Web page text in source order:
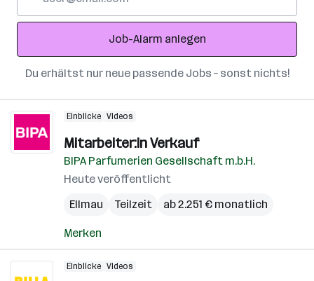
Adresse
Job-Alarm anlegen
Du erhältst nur neue passende Jobs – sonst nichts!
Einblicke Videos
Mitarbeiter:in Verkauf
BIPA Parfumerien Gesellschaft m.b.H.
Heute veröffentlicht
Ellmau
Teilzeit ab 2.251 € monatlich
Merken
Einblicke Videos